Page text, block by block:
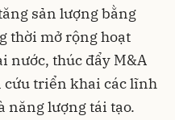
sản lượng bằng
thời mở rộng hoạt
nước, thúc đẩy M&A
cứu triển khai các lĩnh
năng lượng tái tạo.